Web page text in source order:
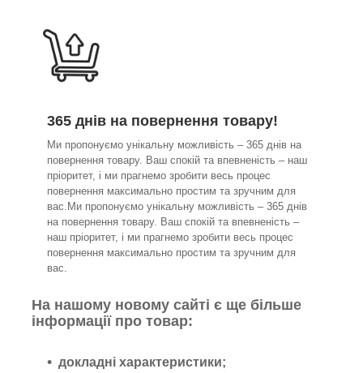
365 днів на повернення товару!
Ми пропонуємо унікальну можливість – 365 днів на
повернення товару. Ваш спокій та впевненість – наш
пріоритет, і ми прагнемо зробити весь процес
повернення максимально простим та зручним для
вас.Ми пропонуємо унікальну можливість – 365 днів
на повернення товару. Ваш спокій та впевненість –
наш пріоритет, і ми прагнемо зробити весь процес
повернення максимально простим та зручним для
вас.
На нашому новому сайті є ще більше
інформації про товар:
докладні характеристики;